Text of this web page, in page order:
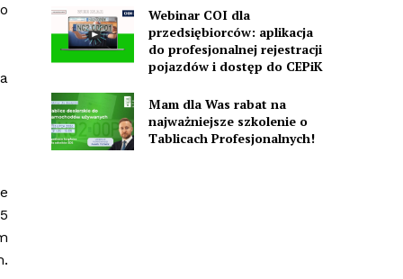
Webinar COI dla
przedsiębiorców: aplikacja
do profesjonalnej rejestracji
pojazdów i dostęp do CEPiK
Mam dla Was rabat na
najważniejsze szkolenie o
Tablicach Profesjonalnych!